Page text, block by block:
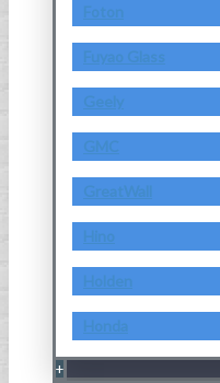
Foton
Fuyao Glass
Geely
GMC
GreatWall
Hino
Holden
Honda
+